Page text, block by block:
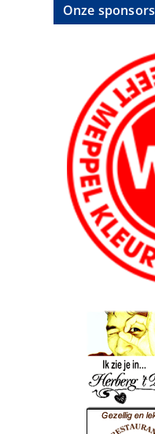
Onze sponsors